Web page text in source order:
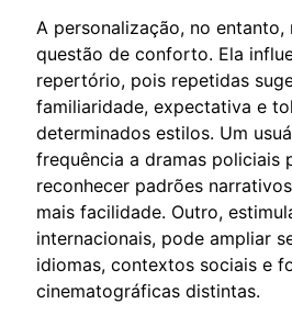
A personalização, no entanto,
questão de conforto. Ela
repertório, pois repetidas
familiaridade, expectativa e
determinados estilos. Um
frequência a dramas policiais
reconhecer padrões
mais facilidade. Outro,
internacionais, pode ampliar
idiomas, contextos sociais e
cinematográficas distintas.